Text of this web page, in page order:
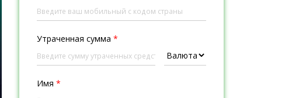
Утраченная сумма *
Имя *